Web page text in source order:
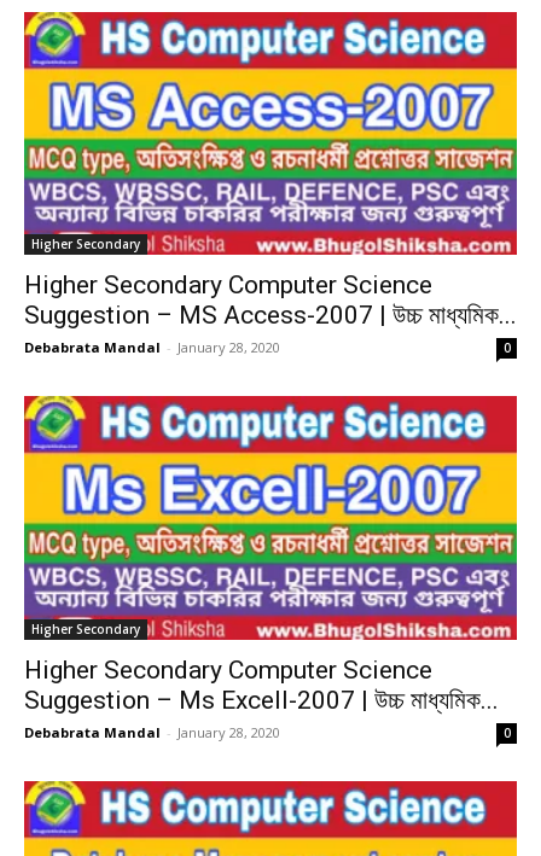
Higher Secondary
Higher Secondary Computer Science
Suggestion – MS Access-2007 | উচ্চ মাধ্যমিক...
Debabrata Mandal - January 28, 2020 0
Higher Secondary
Higher Secondary Computer Science
Suggestion – Ms Excell-2007 | উচ্চ মাধ্যমিক...
Debabrata Mandal - January 28, 2020 0